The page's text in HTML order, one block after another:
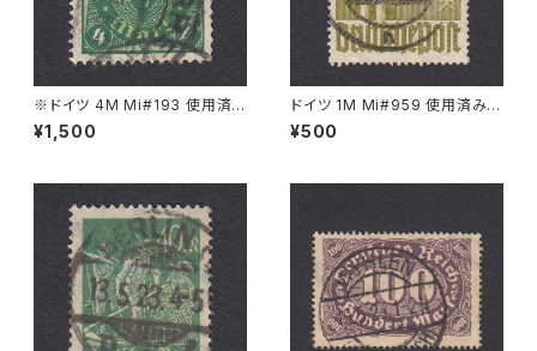
※ドイツ 4M Mi#193 使用済
み切手｜VARREL 30.11.1922
¥1,500
ドイツ 1M Mi#959 使用済み切
手｜STENDAL 11.8.1947
¥500